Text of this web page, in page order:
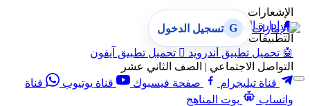
الإشعارات
🔔 إدارة الإشعارات
التطبيقات
🤖 تحميل تطبيق أندرويد  تحميل تطبيق آيفون
التواصل الاجتماعي | الصف الثاني عشر
قناة تيليجرام
صفحة فيسبوك قناة يوتيوب
قناة
واتساب
بوت المناهج
G تسجيل الدخول